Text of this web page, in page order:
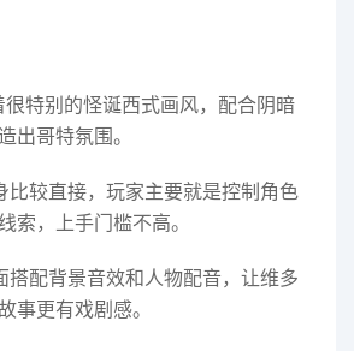
很特别的怪诞西式画风，配合阴暗
出哥特氛围。
比较直接，玩家主要就是控制角色
索，上手门槛不高。
搭配背景音效和人物配音，让维多
事更有戏剧感。